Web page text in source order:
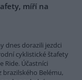
míří na
dnes dorazili jezdci
cyklistické štafety
Ride. Účastníci
brazilského Belému,